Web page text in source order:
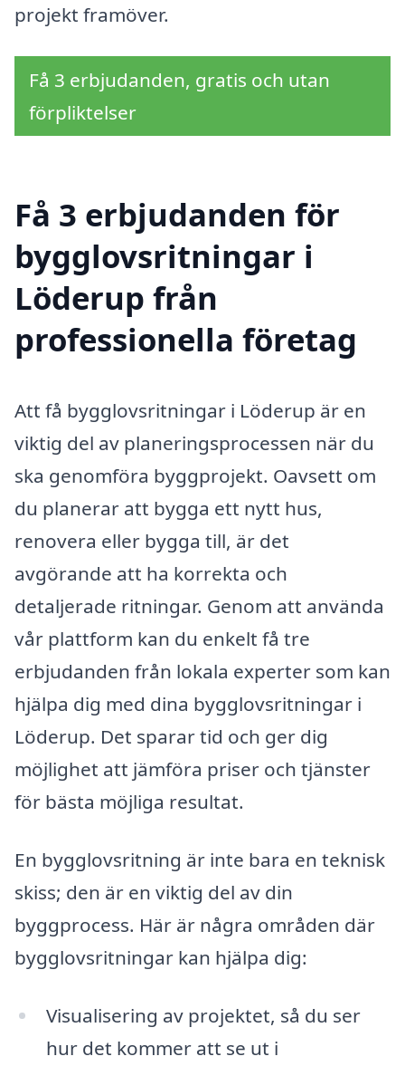
projekt framöver.
Få 3 erbjudanden, gratis och utan
förpliktelser
Få 3 erbjudanden för
bygglovsritningar i
Löderup från
professionella företag
Att få bygglovsritningar i Löderup är en
viktig del av planeringsprocessen när du
ska genomföra byggprojekt. Oavsett om
du planerar att bygga ett nytt hus,
renovera eller bygga till, är det
avgörande att ha korrekta och
detaljerade ritningar. Genom att använda
vår plattform kan du enkelt få tre
erbjudanden från lokala experter som kan
hjälpa dig med dina bygglovsritningar i
Löderup. Det sparar tid och ger dig
möjlighet att jämföra priser och tjänster
för bästa möjliga resultat.
En bygglovsritning är inte bara en teknisk
skiss; den är en viktig del av din
byggprocess. Här är några områden där
bygglovsritningar kan hjälpa dig:
Visualisering av projektet, så du ser
hur det kommer att se ut i